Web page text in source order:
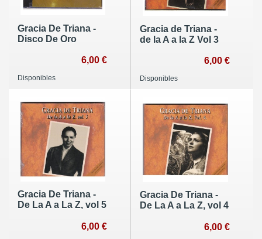
Gracia De Triana -
Disco De Oro
6,00 €
Disponibles
Gracia de Triana -
de la A a la Z Vol 3
6,00 €
Disponibles
Gracia De Triana -
De La A a La Z, vol 5
6,00 €
Gracia De Triana -
De La A a La Z, vol 4
6,00 €